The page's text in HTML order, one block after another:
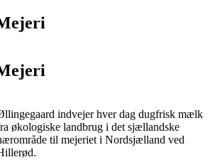
indvejer hver dag dugfrisk mælk
økologiske landbrug i det sjællandske
til mejeriet i Nordsjælland ved